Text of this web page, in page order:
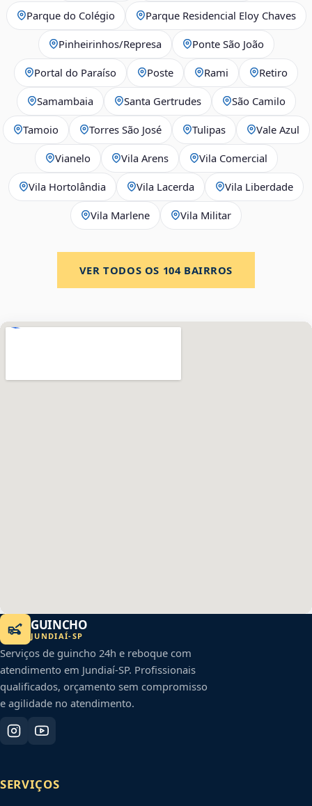
Parque do Colégio Parque Residencial Eloy Chaves
Pinheirinhos/Represa Ponte São João
Portal do Paraíso Poste Rami Retiro
Samambaia Santa Gertrudes São Camilo
Tamoio Torres São José Tulipas Vale Azul
Vianelo Vila Arens Vila Comercial
Vila Hortolândia Vila Lacerda Vila Liberdade
Vila Marlene Vila Militar
VER TODOS OS 104BAIRROS
GUINCHO
JUNDIAÍ-SP
Serviços de guincho 24h e reboque com
atendimento em Jundiaí-SP. Profissionais
qualificados, orçamento sem compromisso
e agilidade no atendimento.
SERVIÇOS